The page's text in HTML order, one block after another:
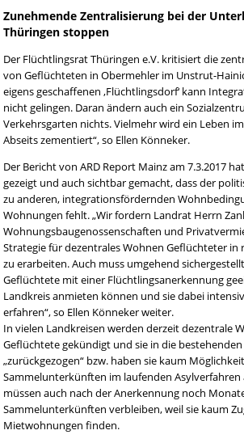
Zunehmende Zentralisierung bei der
Thüringen stoppen
Der Flüchtlingsrat Thüringen e.V. kritisiert die
von Geflüchteten in Obermehler im Unstrut-
eigens geschaffenen ‚Flüchtlingsdorf‘ kann
nicht gelingen. Daran ändern auch ein
Verkehrsgarten nichts. Vielmehr wird ein Leben
Abseits zementiert“, so Ellen Könneker.
Der Bericht von ARD Report Mainz am 7.3.2017
gezeigt und auch sichtbar gemacht, dass der
zu anderen, integrationsfördernden
Wohnungen fehlt. „Wir fordern Landrat Herrn
Wohnungsbaugenossenschaften und
Strategie für dezentrales Wohnen Geflüchteter in
zu erarbeiten. Auch muss umgehend
Geflüchtete mit einer Flüchtlingsanerkennung
Landkreis anmieten können und sie dabei
erfahren“, so Ellen Könneker weiter.
In vielen Landkreisen werden derzeit dezentrale
Geflüchtete gekündigt und sie in die
„zurückgezogen“ bzw. haben sie kaum
Sammelunterkünften im laufenden Asylverfahren
müssen auch nach der Anerkennung noch
Sammelunterkünften verbleiben, weil sie kaum
Mietwohnungen finden.